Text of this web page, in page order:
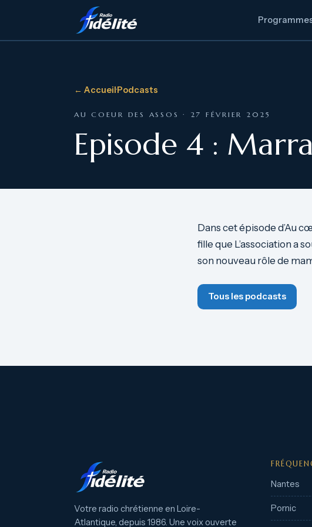
← Accueil·Podcasts
AU COEUR DES ASSOS · 27 FÉVRIER 2025
Episode 4 :
Dans cet épisode d’Au
fille que L’association a
son nouveau rôle de
Tous les podcasts
Votre radio chrétienne en Loire-
Atlantique, depuis 1986. Une voix ouverte
Nantes
Pornic